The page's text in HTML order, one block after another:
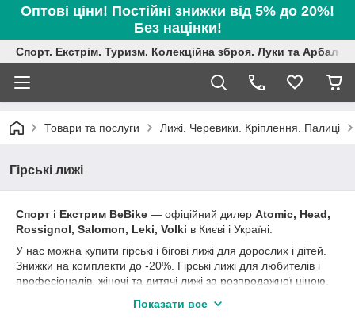
Оптові ціни! Постійні знижки від 5% до 20%!
Без націнки!
Спорт. Екстрім. Туризм. Колекційна зброя. Луки та
Товари та послуги Лижі. Черевики. Кріплення. Палиці
Гірські лижі
Спорт і Екстрим BeBike ― офіційний дилер Atomic, Head,
Rossignol, Salomon, Leki, Volki в Києві і Україні.
У нас можна купити гірські і бігові лижі для дорослих і дітей.
Знижки на комплекти до -20%. Гірські лижі для любителів і
професіоналів, жіночі та дитячі лижі за розпродажної ціною,
йдуть в комплекті з кріпленнями. В асортименті магазину
Показати все